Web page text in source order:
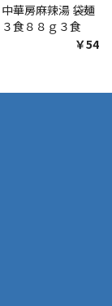
中華房麻辣湯 袋麺
３食８８ｇ３食
￥548
ます。「お取り